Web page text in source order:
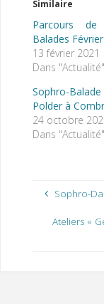
Similaire
Parcours de
Balades
13 février 2021
Dans "Actualité"
Sophro-
Polder à
24 octobre
Dans "Actualité"
Sophro-
Ateliers «